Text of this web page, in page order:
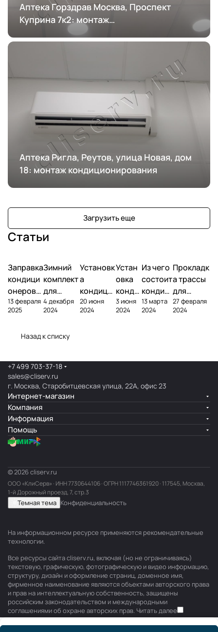
Аптека Горздрав Москва, Проспект
Куприна 7к2: монтаж
кондиционирования
Аптека Ригла, Реутов, улица Новая, дом
18: монтаж кондиционирования
Загрузить еще
Статьи
Заправка
кондици
онеров
фреоном
13 февраля
2025
Зимний
комплект
для
кондици
онера
4 декабря
2024
Установк
а
кондици
онера на
фасаде
20 июня
2024
Устан
овка
конди
ционе
ра
3 июня
2024
Из чего
состоит
кондиц
ионер?
13 марта
2024
Прокладк
а трассы
для
кондицио
нера
27 февраля
2024
Назад к списку
+7 499 703-37-18
sales@cliserv.ru
г. Москва, Старобитцевская улица, 22А, офис 23
Интернет-магазин
Компания
Информация
Помощь
© 2026 cliserv.ru
ООО «КлиСерв» · ИНН7730644106· ОГРН 1117746361920 · 117545, Москва,
1-й Дорожный проезд, 7, стр.3
Темная тема Конфиденциальность
На информационном ресурсе применяются рекомендательные
технологии.
Все ресурсы сайта cliserv.ru, включая (но не ограничиваясь)
текстовую, графическую, фотографическую и видео информацию,
структуру, дизайн и оформление страниц, доменное имя,
фирменное наименование являются объектами авторского права
и прав на интеллектуальную собственность, защищены
российским законодательством и международными
соглашениями об охране авторских прав. Читать далее